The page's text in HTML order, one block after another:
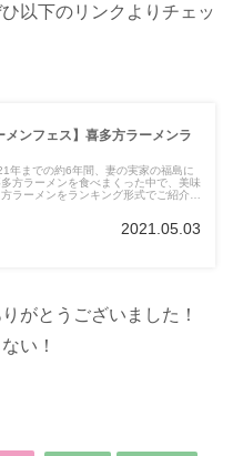
以下のリンクよりチェッ
メンフェス】喜多方ラーメンラ
年までの約6年間、妻の実家の福島に
方ラーメンを食べまくった中で、美味
ラーメンをランキング形式でご紹介し
2021.05.03
がとうございました！
い！